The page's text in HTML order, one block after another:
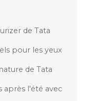
de Tata
pour les yeux
de Tata
après l'été avec